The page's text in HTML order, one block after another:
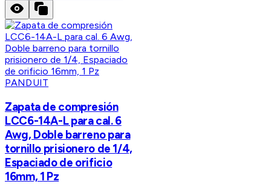
PANDUIT
Zapata de compresión
LCC6-14A-L para cal. 6
Awg, Doble barreno para
tornillo prisionero de 1/4,
Espaciado de orificio
16mm, 1 Pz